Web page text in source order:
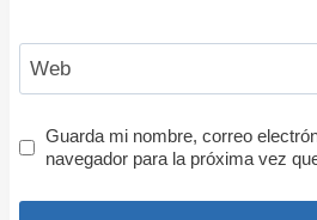
Web
Guarda mi nombre, correo
navegador para la próxima vez